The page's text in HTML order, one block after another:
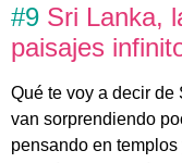
#9 Sri Lanka,
paisajes
Qué te voy a decir de
van sorprendiendo
pensando en